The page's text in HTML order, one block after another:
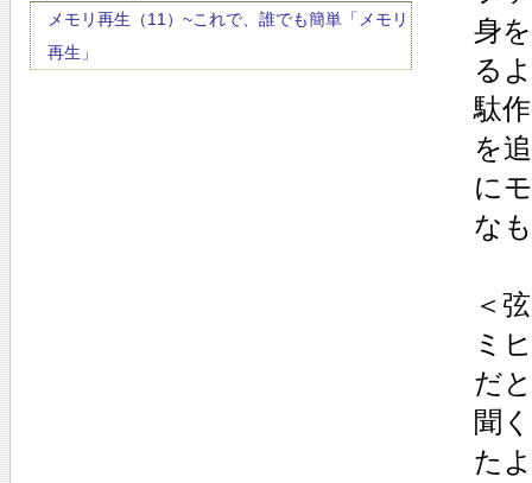
メモリ再生（11）~これで、誰でも簡単「メモリ
再生」
身
る
駄
を
に
な
＜
ミ
だ
聞
た